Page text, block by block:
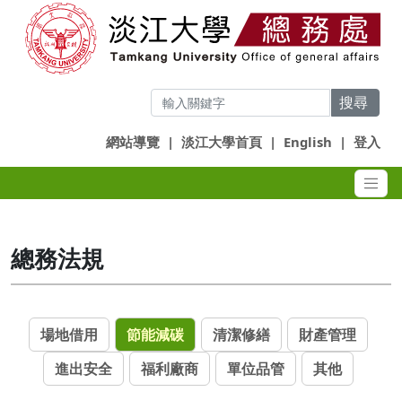
搜尋
網站導覽 | 淡江大學首頁 | English | 登入
總務法規
場地借用 節能減碳 清潔修繕
財產管理
進出安全
福利廠商 單位品管 其他